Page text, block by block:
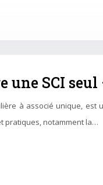
une SCI
à associé unique,
pratiques, notamment la…